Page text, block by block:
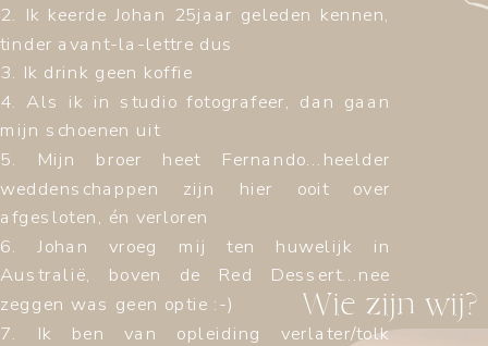
2. Ik keerde Johan 25jaar geleden kennen,
tinder avant-la-lettre dus
3. Ik drink geen koffie
4. Als ik in studio fotografeer, dan gaan
mijn schoenen uit
5. Mijn broer heet Fernando...heelder
weddenschappen zijn hier ooit over
afgesloten, én verloren
6. Johan vroeg mij ten huwelijk in
Australië, boven de Red Dessert...nee
zeggen was geen optie :-)
7. Ik ben van opleiding verlater/tolk
Wie zijn wij?